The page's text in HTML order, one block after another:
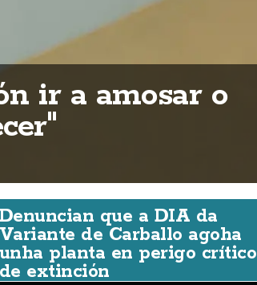
ir a amosar o
Denuncian que a DIA da
Variante de Carballo agoha
unha planta en perigo crítico
de extinción